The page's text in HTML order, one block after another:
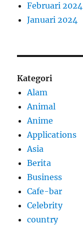
Februari 2024
Januari 2024
Kategori
Alam
Animal
Anime
Applications
Asia
Berita
Business
Cafe-bar
Celebrity
country